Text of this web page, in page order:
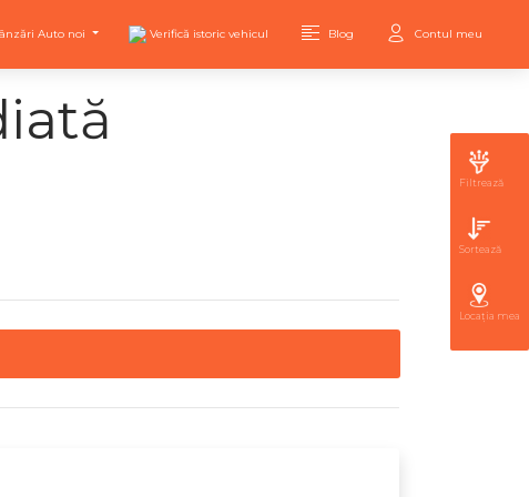
Auto noi Verifică istoric vehicul Blog Contul meu
Filtrează
Sortează
Locația mea